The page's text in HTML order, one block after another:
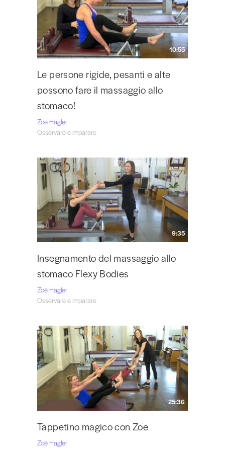
a Pasadena, in California, e seguila su Instagram@zoepilates.
10:55
Le persone rigide, pesanti e alte
possono fare il massaggio allo
stomaco!
Zoë Hagler
Osservare e imparare
9:35
Insegnamento del massaggio allo
stomaco Flexy Bodies
Zoë Hagler
Osservare e imparare
25:36
Tappetino magico con Zoe
Zoë Hagler